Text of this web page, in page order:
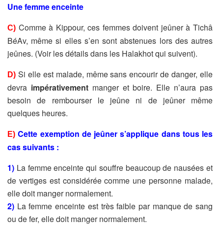
Une femme enceinte
C) Comme à Kippour, ces femmes doivent jeûner à Tichâ
BéAv, même si elles s’en sont abstenues lors des autres
jeûnes. (Voir les détails dans les Halakhot qui suivent).
D) Si elle est malade, même sans encourir de danger, elle
devra impérativementmanger et boire. Elle n’aura pas
besoin de rembourser le jeûne ni de jeûner même
quelques heures.
E)Cette exemption de jeûner s’applique dans tous les
cas suivants :
1) La femme enceinte qui souffre beaucoup de nausées et
de vertiges est considérée comme une personne malade,
elle doit manger normalement.
2) La femme enceinte est très faible par manque de sang
ou de fer, elle doit manger normalement.